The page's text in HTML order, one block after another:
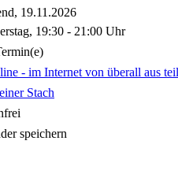
19.11.2026
19:30 - 21:00 Uhr
- im Internet von überall aus
Stach
speichern